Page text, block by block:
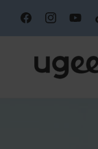
Inhalt
FacebookInstagram